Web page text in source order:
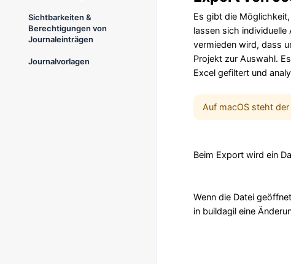
Sichtbarkeiten &
Berechtigungen von
Journaleinträgen
Journalvorlagen
Es gibt die
lassen sich
vermieden wird, dass
Projekt zur Auswahl.
Excel gefiltert und
Auf macOS steht
Beim Export wird ein
Wenn die Datei
in buildagil eine